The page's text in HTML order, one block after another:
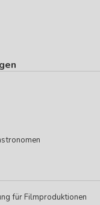
für Filmproduktionen